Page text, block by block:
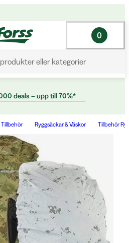
eller kategorier
0
deals – upp till 70%*
Ryggsäckar & Väskor Tillbehör